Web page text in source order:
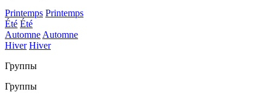
Printemps Printemps
Été Été
AutomneAutomne
Hiver Hiver
Группы
Группы